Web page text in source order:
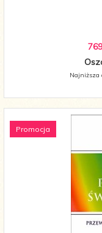
Najniższa
Promocja